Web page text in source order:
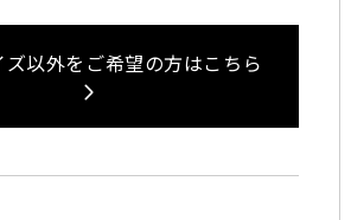
以外をご希望の方はこちら